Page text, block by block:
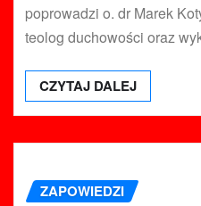
poprowadzi o. dr Marek
teolog duchowości oraz
CZYTAJ DALEJ
ZAPOWIEDZI